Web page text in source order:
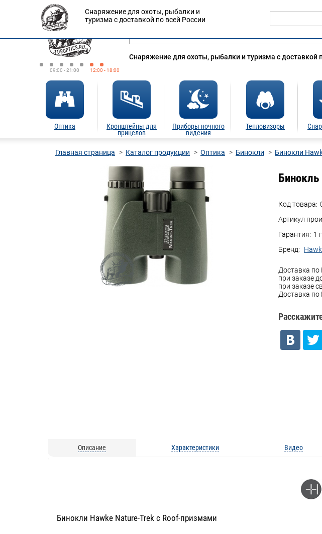
09:00 - 21:00 12:00 - 18:00
Оплата Доставка
Снаряжение для охоты, рыбалки и туризма с доставкой
Оптика
Кронштейны для
прицелов
Приборы ночного
видения
Тепловизоры
Снаряжение для охоты, рыбалки и
туризма с доставкой по всей России
Главная страница Каталог продукции Оптика Бинокли Бинокли
Бинокль
Код товара:
Артикул
Гарантия: 1
Бренд:
Доставка по
при заказе
при заказе
Доставка
Описание Характеристики Видео
Бинокли Hawke Nature-Trek с Roof-призмами